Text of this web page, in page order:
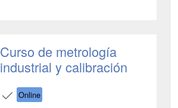
Curso de metrología
industrial y calibración
Online